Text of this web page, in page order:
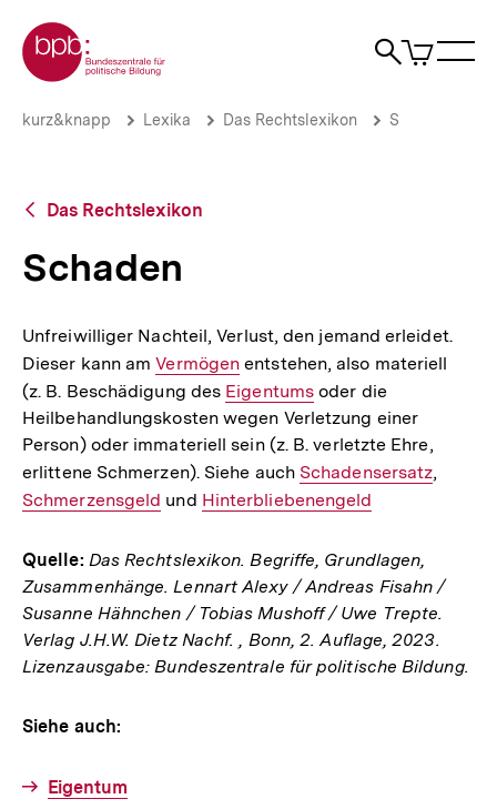
zum
Seiteninhalt
springen
Zur Startseite der bpb
Suche
Artikel
im
Schaden
Brotkrümelnavigation
Pfadnavigation
kurz&knapp Lexika Das Rechtslexikon S
Zurück
Übersicht
Das Rechtslexikon
Schaden
Unfreiwilliger Nachteil, Verlust, den jemand erleidet.
Dieser kann amInterner
Link:
Vermögen entstehen, also materiell
(z. B. Beschädigung des Interner
Link:
Eigentumsoder die
Heilbehandlungskosten wegen Verletzung einer
Person) oder immateriell sein (z. B. verletzte Ehre,
erlittene Schmerzen). Siehe auch Interner
Link:
Schadensersatz,
Schmerzensgeld und Interner
Hinterbliebenengeld
Quelle: Das Rechtslexikon. Begriffe, Grundlagen,
Zusammenhänge. Lennart Alexy / Andreas Fisahn /
Susanne Hähnchen / Tobias Mushoff / Uwe Trepte.
Verlag J.H.W. Dietz Nachf. , Bonn, 2. Auflage, 2023.
Lizenzausgabe: Bundeszentrale für politische Bildung.
Siehe auch:
Eigentum